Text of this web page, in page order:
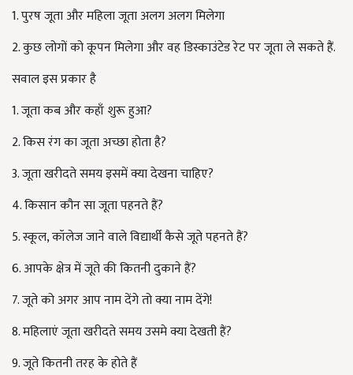
1. पुरष जूता और महिला जूता अलग अलग मिलेगा
2. कुछ लोगों को कूपन मिलेगा और वह डिस्काउंटेड रेट पर जूता ले सकते हैं.
सवाल इस प्रकार है
1. जूता कब और कहाँ शुरू हुआ?
2. किस रंग का जूता अच्छा होता है?
3. जूता खरीदते समय इसमें क्या देखना चाहिए?
4. किसान कौन सा जूता पहनते हैं?
5. स्कूल, कॉलेज जाने वाले विद्यार्थी कैसे जूते पहनते हैं?
6. आपके क्षेत्र में जूते की कितनी दुकाने हैं?
7. जूते को अगर आप नाम देंगे तो क्या नाम देंगे!
8. महिलाएं जूता खरीदते समय उसमे क्या देखती हैं?
9. जूते कितनी तरह के होते हैं